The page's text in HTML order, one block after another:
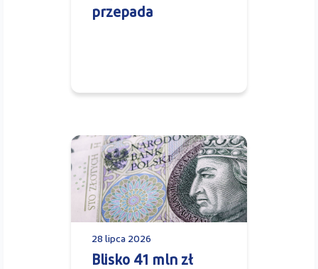
przepada
28 lipca 2026
Blisko 41 mln zł